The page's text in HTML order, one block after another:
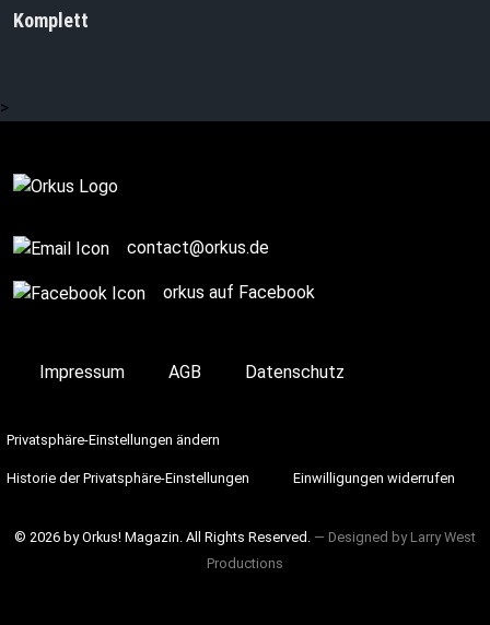
Komplett
>
contact@orkus.de
orkus auf Facebook
Impressum AGB Datenschutz
Privatsphäre-Einstellungen ändern
Historie der Privatsphäre-Einstellungen Einwilligungen widerrufen
© 2026 by Orkus! Magazin. All Rights Reserved. ― Designed by Larry West
Productions